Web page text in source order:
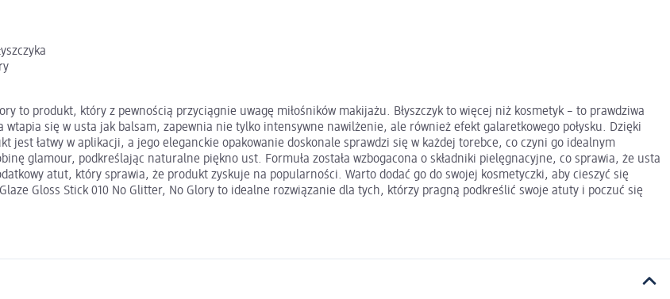
to produkt, który z pewnością przyciągnie uwagę miłośników makijażu. Błyszczyk to więcej niż kosmetyk – to prawdziwa
się w usta jak balsam, zapewnia nie tylko intensywne nawilżenie, ale również efekt galaretkowego połysku. Dzięki
jest łatwy w aplikacji, a jego eleganckie opakowanie doskonale sprawdzi się w każdej torebce, co czyni go idealnym
glamour, podkreślając naturalne piękno ust. Formuła została wzbogacona o składniki pielęgnacyjne, co sprawia, że usta
atut, który sprawia, że produkt zyskuje na popularności. Warto dodać go do swojej kosmetyczki, aby cieszyć się
Gloss Stick 010 No Glitter, No Glory to idealne rozwiązanie dla tych, którzy pragną podkreślić swoje atuty i poczuć się